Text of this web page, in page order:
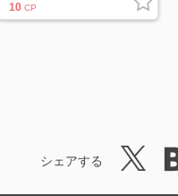
10 CP
シェアする